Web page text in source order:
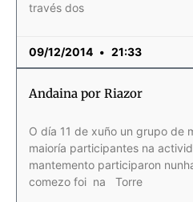
través dos
09/12/2014 21:33
Andaina por Riazor
O día 11 de xuño un grupo de
maioría participantes na
mantemento participaron
comezo foi na Torre